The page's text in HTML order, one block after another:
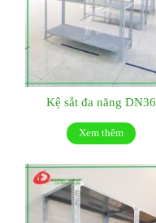
Kệ sắt đa năng DN36
Xem thêm